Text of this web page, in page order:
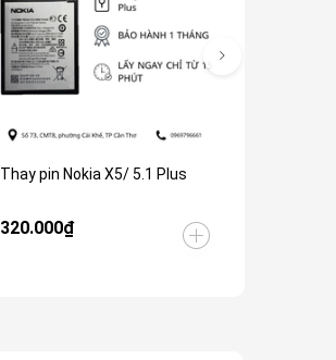
Thay pin Nokia X5/ 5.1 Plus
320.000₫